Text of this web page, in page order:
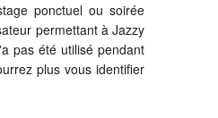
ponctuel ou soirée
permettant à Jazzy
pas été utilisé pendant
plus vous identifier